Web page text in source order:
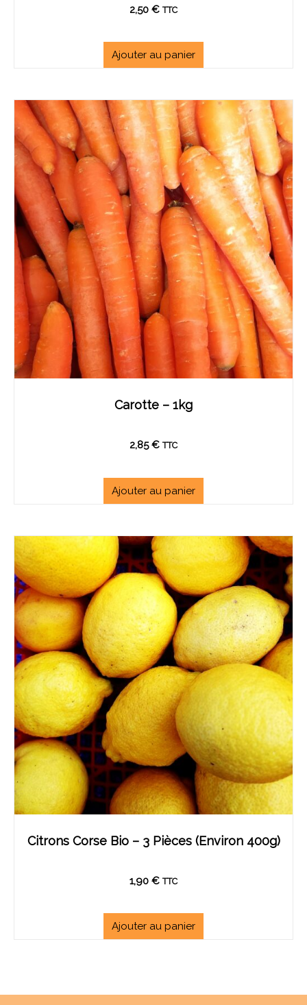
2,50 € TTC
Ajouter au panier
Carotte – 1kg
2,85€ TTC
Ajouter au panier
Citrons Corse Bio – 3 Pièces (environ 400g)
1,90 € TTC
Ajouter au panier